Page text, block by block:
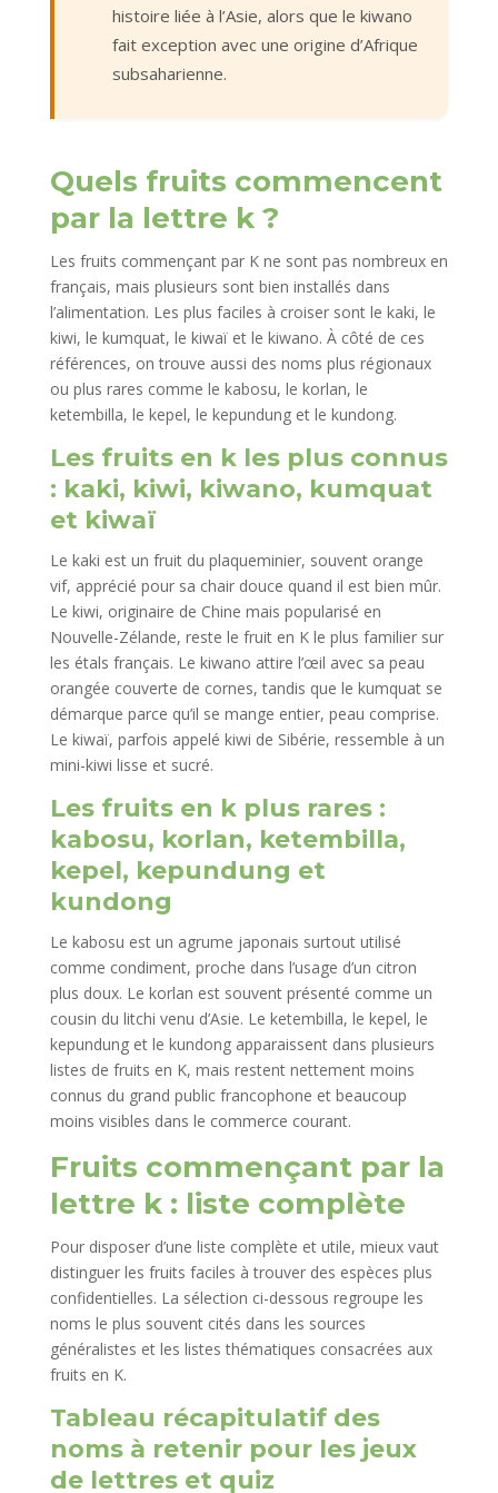
histoire liée à l’Asie, alors que le kiwano
fait exception avec une origine d’Afrique
subsaharienne.
Quels fruits commencent
par la lettre k ?
Les fruits commençant par K ne sont pas nombreux en
français, mais plusieurs sont bien installés dans
l’alimentation. Les plus faciles à croiser sont le kaki, le
kiwi, le kumquat, le kiwaï et le kiwano. À côté de ces
références, on trouve aussi des noms plus régionaux
ou plus rares comme le kabosu, le korlan, le
ketembilla, le kepel, le kepundung et le kundong.
Les fruits en k les plus connus
: kaki, kiwi, kiwano, kumquat
et kiwaï
Le kaki est un fruit du plaqueminier, souvent orange
vif, apprécié pour sa chair douce quand il est bien mûr.
Le kiwi, originaire de Chine mais popularisé en
Nouvelle-Zélande, reste le fruit en K le plus familier sur
les étals français. Le kiwano attire l’œil avec sa peau
orangée couverte de cornes, tandis que le kumquat se
démarque parce qu’il se mange entier, peau comprise.
Le kiwaï, parfois appelé kiwi de Sibérie, ressemble à un
mini-kiwi lisse et sucré.
Les fruits en k plus rares :
kabosu, korlan, ketembilla,
kepel, kepundung et
kundong
Le kabosu est un agrume japonais surtout utilisé
comme condiment, proche dans l’usage d’un citron
plus doux. Le korlan est souvent présenté comme un
cousin du litchi venu d’Asie. Le ketembilla, le kepel, le
kepundung et le kundong apparaissent dans plusieurs
listes de fruits en K, mais restent nettement moins
connus du grand public francophone et beaucoup
moins visibles dans le commerce courant.
Fruits commençant par la
lettre k : liste complète
Pour disposer d’une liste complète et utile, mieux vaut
distinguer les fruits faciles à trouver des espèces plus
confidentielles. La sélection ci-dessous regroupe les
noms le plus souvent cités dans les sources
généralistes et les listes thématiques consacrées aux
fruits en K.
Tableau récapitulatif des
noms à retenir pour les jeux
de lettres et quiz